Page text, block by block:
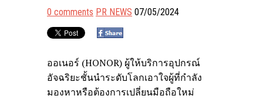
0 comments PR NEWS 07/05/2024
ออเนอร์ (HONOR) ผู้ให้บริการอุปกรณ์
อัจฉริยะชั้นนำระดับโลกเอาใจผู้ที่กำลัง
มองหาหรือต้องการเปลี่ยนมือถือใหม่